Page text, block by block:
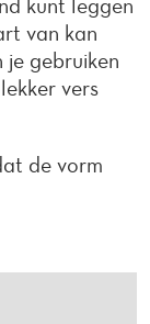
van kan
je gebruiken
vers
de vorm